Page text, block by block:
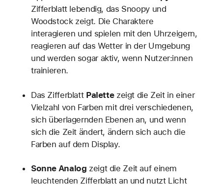
Zifferblatt lebendig, das Snoopy und
Woodstock zeigt. Die Charaktere
interagieren und spielen mit den Uhrzeigern,
reagieren auf das Wetter in der Umgebung
und werden sogar aktiv, wenn Nutzer:innen
trainieren.
Das Zifferblatt Palettezeigt die Zeit in einer
Vielzahl von Farben mit drei verschiedenen,
sich überlagernden Ebenen an, und wenn
sich die Zeit ändert, ändern sich auch die
Farben auf dem Display.
Sonne Analog zeigt die Zeit auf einem
leuchtenden Zifferblatt an und nutzt Licht